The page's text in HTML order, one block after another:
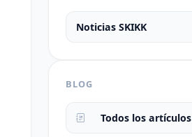
Noticias SKIKK
BLOG
Todos los artículos